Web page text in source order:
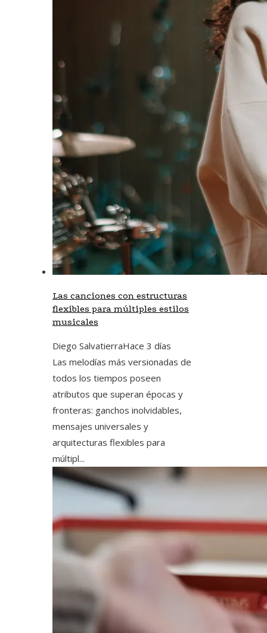
Las canciones con estructuras
flexibles para múltiples estilos
musicales
Diego SalvatierraHace 3 días
Las melodías más versionadas de
todos los tiempos poseen
atributos que superan épocas y
fronteras: ganchos inolvidables,
mensajes universales y
arquitecturas flexibles para
múltipl...